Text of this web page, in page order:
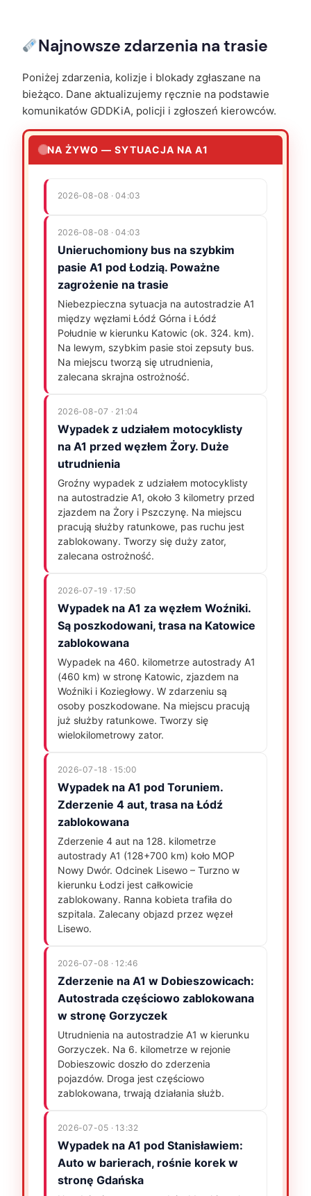
Najnowsze zdarzenia na trasie
Poniżej zdarzenia, kolizje i blokady zgłaszane na
bieżąco. Dane aktualizujemy ręcznie na podstawie
komunikatów GDDKiA, policji i zgłoszeń kierowców.
NA ŻYWO — SYTUACJA NA A1
2026-08-08 · 04:03
2026-08-08 · 04:03
Unieruchomiony bus na szybkim
pasie A1 pod Łodzią. Poważne
zagrożenie na trasie
Niebezpieczna sytuacja na autostradzie A1
między węzłami Łódź Górna i Łódź
Południe w kierunku Katowic (ok. 324. km).
Na lewym, szybkim pasie stoi zepsuty bus.
Na miejscu tworzą się utrudnienia,
zalecana skrajna ostrożność.
2026-08-07 · 21:04
Wypadek z udziałem motocyklisty
na A1 przed węzłem Żory. Duże
utrudnienia
Groźny wypadek z udziałem motocyklisty
na autostradzie A1, około 3 kilometry przed
zjazdem na Żory i Pszczynę. Na miejscu
pracują służby ratunkowe, pas ruchu jest
zablokowany. Tworzy się duży zator,
zalecana ostrożność.
2026-07-19 · 17:50
Wypadek na A1 za węzłem Woźniki.
Są poszkodowani, trasa na Katowice
zablokowana
Wypadek na 460. kilometrze autostrady A1
(460 km) w stronę Katowic, zjazdem na
Woźniki i Koziegłowy. W zdarzeniu są
osoby poszkodowane. Na miejscu pracują
już służby ratunkowe. Tworzy się
wielokilometrowy zator.
2026-07-18 · 15:00
Wypadek na A1 pod Toruniem.
Zderzenie 4 aut, trasa na Łódź
zablokowana
Zderzenie 4 aut na 128. kilometrze
autostrady A1 (128+700 km) koło MOP
Nowy Dwór. Odcinek Lisewo – Turzno w
kierunku Łodzi jest całkowicie
zablokowany. Ranna kobieta trafiła do
szpitala. Zalecany objazd przez węzeł
Lisewo.
2026-07-08 · 12:46
Zderzenie na A1 w Dobieszowicach:
Autostrada częściowo zablokowana
w stronę Gorzyczek
Utrudnienia na autostradzie A1 w kierunku
Gorzyczek. Na 6. kilometrze w rejonie
Dobieszowic doszło do zderzenia
pojazdów. Droga jest częściowo
zablokowana, trwają działania służb.
2026-07-05 · 13:32
Wypadek na A1 pod Stanisławiem:
Auto w barierach, rośnie korek w
stronę Gdańska